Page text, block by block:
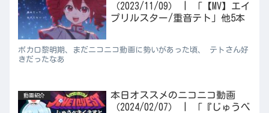
（2023/11/09） | 「【MV】エイ
プリルスター/重音テト」他5本
ボカロ黎明期、まだニコニコ動画に勢いがあった頃、 テトさん好
きだったなあ
動画紹介
本日オススメのニコニコ動画
（2024/02/07） | 「『じゅうべ